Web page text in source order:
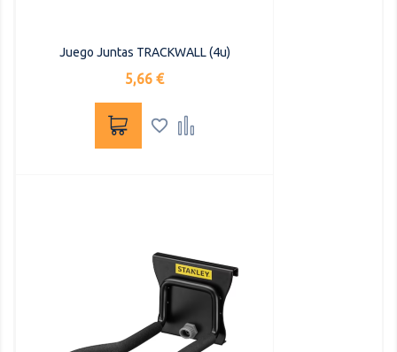
Juego Juntas TRACKWALL (4u)
Precio
5,66 €
 